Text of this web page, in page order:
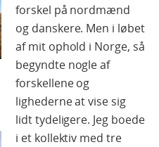
forskel på nordmænd
og danskere. Men i løbet
af mit ophold i Norge, så
begyndte nogle af
forskellene og
lighederne at vise sig
lidt tydeligere. Jeg boede
i et kollektiv med tre